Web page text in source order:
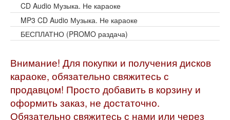
CD Audio Музыка. Не караоке
MP3 CD Audio Музыка. Не караоке
БЕСПЛАТНО (PROMO раздача)
Внимание! Для покупки и получения дисков
караоке, обязательно свяжитесь с
продавцом! Просто добавить в корзину и
оформить заказ, не достаточно.
Обязательно свяжитесь с нами или через